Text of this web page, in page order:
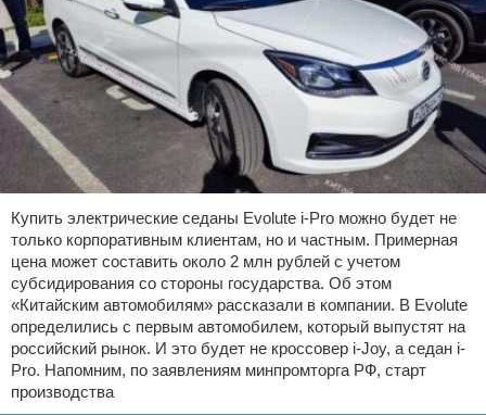
Купить электрические седаны Evolute i-Pro можно будет не
только корпоративным клиентам, но и частным. Примерная
цена может составить около 2 млн рублей с учетом
субсидирования со стороны государства. Об этом
«Китайским автомобилям» рассказали в компании. В Evolute
определились с первым автомобилем, который выпустят на
российский рынок. И это будет не кроссовер i-Joy, а седан i-
Pro. Напомним, по заявлениям минпромторга РФ, старт
производства